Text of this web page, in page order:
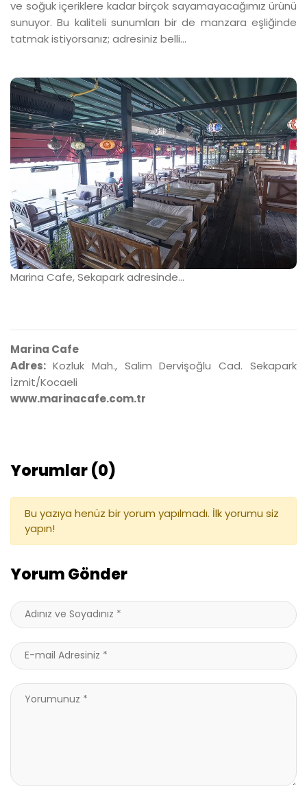
ve soğuk içeriklere kadar birçok sayamayacağımız ürünü
sunuyor. Bu kaliteli sunumları bir de manzara eşliğinde
tatmak istiyorsanız; adresiniz belli…
Marina Cafe, Sekapark adresinde…
Marina Cafe
Adres: Kozluk Mah., Salim Dervişoğlu Cad. Sekapark
İzmit/Kocaeli
www.marinacafe.com.tr
Yorumlar (0)
Bu yazıya henüz bir yorum yapılmadı. İlk yorumu siz
yapın!
Yorum Gönder